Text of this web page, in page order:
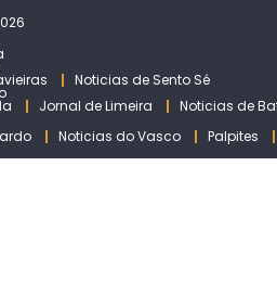
Noticias de Sento Sé
Jornal de Limeira Noticias de
Noticias do Vasco Palpites